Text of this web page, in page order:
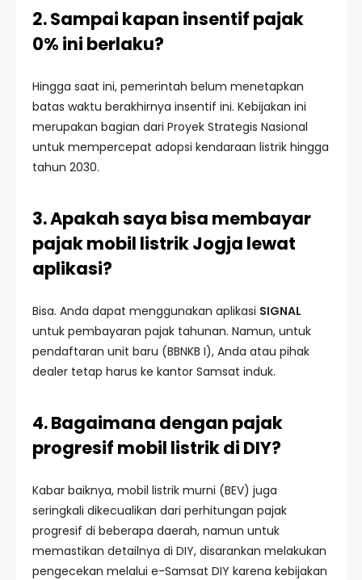
2. Sampai kapan insentif pajak
0% ini berlaku?
Hingga saat ini, pemerintah belum menetapkan
batas waktu berakhirnya insentif ini. Kebijakan ini
merupakan bagian dari Proyek Strategis Nasional
untuk mempercepat adopsi kendaraan listrik hingga
tahun 2030.
3. Apakah saya bisa membayar
pajak mobil listrik Jogja lewat
aplikasi?
Bisa. Anda dapat menggunakan aplikasi SIGNAL
untuk pembayaran pajak tahunan. Namun, untuk
pendaftaran unit baru (BBNKB I), Anda atau pihak
dealer tetap harus ke kantor Samsat induk.
4. Bagaimana dengan pajak
progresif mobil listrik di DIY?
Kabar baiknya, mobil listrik murni (BEV) juga
seringkali dikecualikan dari perhitungan pajak
progresif di beberapa daerah, namun untuk
memastikan detailnya di DIY, disarankan melakukan
pengecekan melalui e-Samsat DIY karena kebijakan